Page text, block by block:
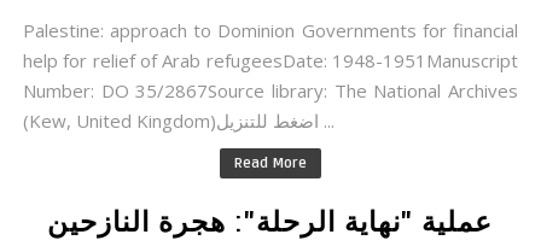
Palestine: approach to Dominion Governments for financial
help for relief of Arab refugeesDate: 1948-1951Manuscript
Number: DO 35/2867Source library: The National Archives
(Kew, United Kingdom)اضغط للتنزيل ...
Read More
عملية "نهاية الرحلة": هجرة النازحين